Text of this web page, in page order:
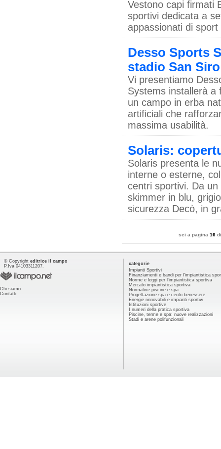
Vestono capi firmati
sportivi dedicata a
appassionati di
Desso Sports
stadio San Siro
Vi presentiamo
Systems installerà a
un campo in erba
artificiali che
massima usabilità.
Solaris:
Solaris presenta le
interne o esterne,
centri sportivi. Da
skimmer in blu,
sicurezza Decò, in
sei a pagina 16
© Copyright editrice il campo
P.Iva 04103311207.
Chi siamo
Contatti
categorie
Impianti Sportivi
Finanziamenti e bandi per l'impiantistica
Norme e leggi per l'impiantistica sportiva
Mercato impiantistica sportiva
Normative piscine e spa
Progettazione spa e centri benessere
Energie rinnovabili e impianti sportivi
Istituzioni sportive
I numeri della pratica sportiva
Piscine, terme e spa: nuove realizzazioni
Stadi e arene polifunzionali